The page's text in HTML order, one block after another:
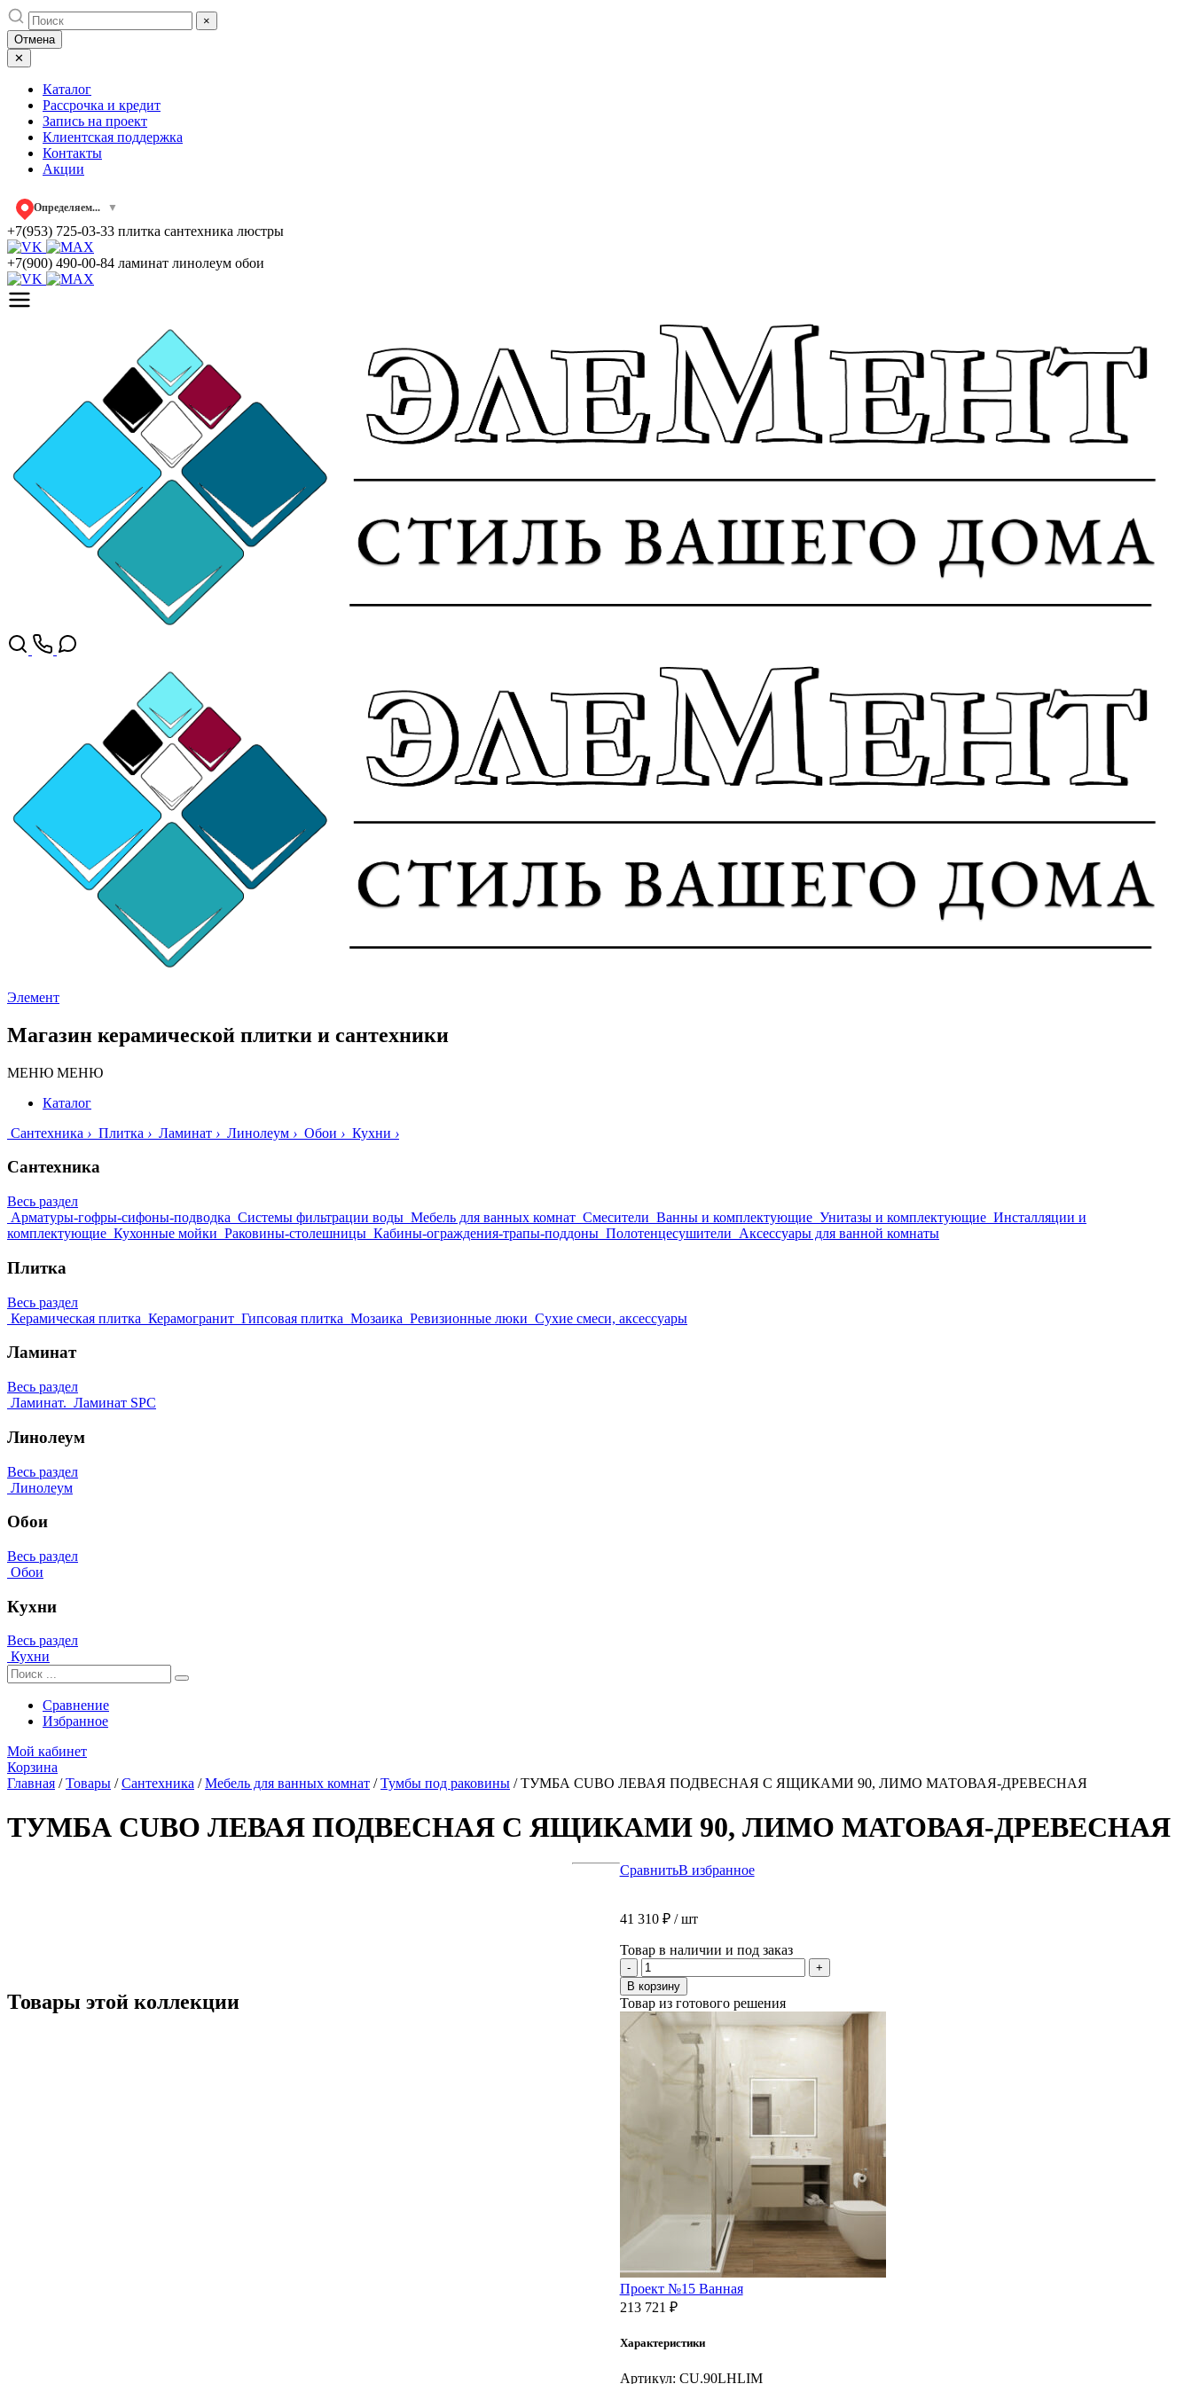
Skip
to
content
×
Отмена
✕
Каталог
Рассрочка и кредит
Запись на проект
Клиентская поддержка
Контакты
Акции
Определяем... ▼
+7(953) 725-03-33 плитка сантехника люстры
+7(900) 490-00-84 ламинат линолеум обои
Элемент
Магазин керамической плитки и сантехники
МЕНЮ МЕНЮ
Каталог
Сантехника › Плитка › Ламинат › Линолеум › Обои › Кухни ›
Сантехника
Весь раздел
Арматуры-гофры-сифоны-подводка Системы фильтрации воды Мебель для ванных комнат Смесители Ванны и комплектующие Унитазы и комплектующие Инсталляции и
комплектующие Кухонные мойки Раковины-столешницы Кабины-ограждения-трапы-поддоны Полотенцесушители Аксессуары для ванной комнаты
Плитка
Весь раздел
Керамическая плитка Керамогранит Гипсовая плитка Мозаика Ревизионные люки Сухие смеси, аксессуары
Ламинат
Весь раздел
Ламинат. Ламинат SPC
Линолеум
Весь раздел
Линолеум
Обои
Весь раздел
Обои
Кухни
Весь раздел
Кухни
Сравнение
Избранное
Мой кабинет
Корзина
Главная /Товары /Сантехника /Мебель для ванных комнат /Тумбы под раковины /ТУМБА CUBO ЛЕВАЯ ПОДВЕСНАЯ С ЯЩИКАМИ 90, ЛИМО МАТОВАЯ-ДРЕВЕСНАЯ
ТУМБА CUBO ЛЕВАЯ ПОДВЕСНАЯ С ЯЩИКАМИ 90, ЛИМО МАТОВАЯ-ДРЕВЕСНАЯ
СравнитьВ избранное
41 310 ₽/ шт
Товар в наличии и под заказ
-
Количество
товара
ТУМБА
CUBO
ЛЕВАЯ
ПОДВЕСНАЯ
С
ЯЩИКАМИ
МАТОВАЯ-
ДРЕВЕСНАЯ
+
В корзину
Товар из готового решения
Проект №15 Ванная
213 721 ₽
Характеристики
Артикул: CU.90LHLIM
Товары этой коллекции